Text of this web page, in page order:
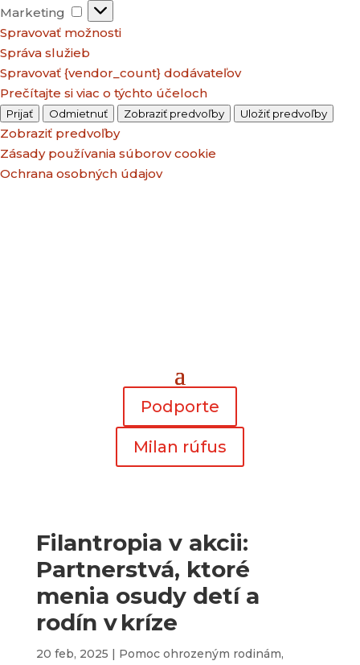
Marketing
Marketing
Spravovať možnosti
Správa služieb
Spravovať {vendor_count} dodávateľov
Prečítajte si viac o týchto účeloch
Prijať Odmietnuť Zobraziť predvoľby Uložiť predvoľby
Zobraziť predvoľby
Zásady používania súborov cookie
Ochrana osobných údajov
Podporte
Milan rúfus
Filantropia v akcii:
Partnerstvá, ktoré
menia osudy detí a
rodín v kríze
20 feb, 2025 | Pomoc ohrozeným rodinám,